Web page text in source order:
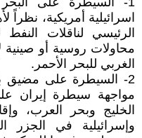
اسرائيلية أمريكية، نظراً
الرئيسي لناقلات النفط
محاولات روسية أو صينية
الغربي للبحر الأحمر.
2- السيطرة على مضيق
مواجهة سيطرة إيران
الخليج وبحر العرب،
وإسرائيلية في الجزر